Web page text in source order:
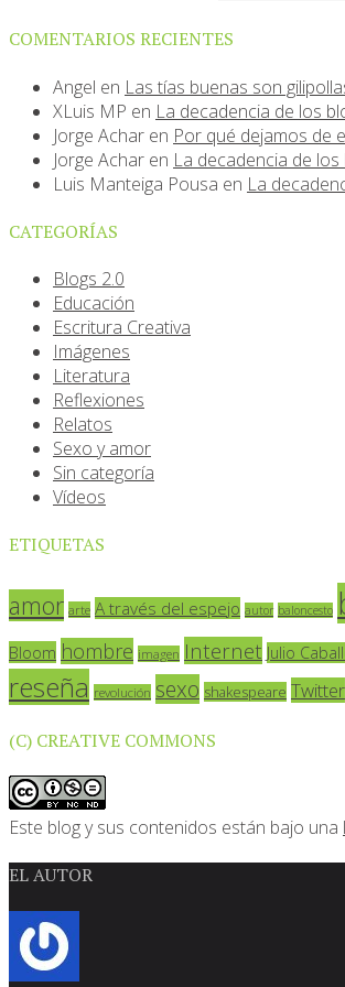
COMENTARIOS RECIENTES
Angel en Las tías buenas son
XLuis MP en La decadencia de los
Jorge Achar en Por qué dejamos de
Jorge Achar en La decadencia de los
Luis Manteiga Pousa en La
CATEGORÍAS
Blogs 2.0
Educación
Escritura Creativa
Imágenes
Literatura
Reflexiones
Relatos
Sexo y amor
Sin categoría
Vídeos
ETIQUETAS
amor arte A través del espejo autor baloncesto
Bloom hombre imagen Internet Julio
reseña revolución sexo shakespeare Twitter
(C) CREATIVE COMMONS
Este blog y sus contenidos están bajo una
EL AUTOR